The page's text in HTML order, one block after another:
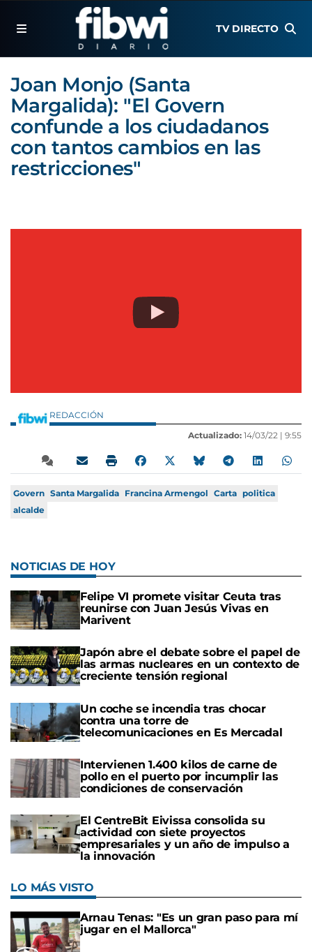
TV DIRECTO
Joan Monjo (Santa
Margalida): "El Govern
confunde a los ciudadanos
con tantos cambios en las
restricciones"
REDACCIÓN
Actualizado: 14/03/22 | 9:55
Govern Santa Margalida Francina Armengol Carta politica
alcalde
NOTICIAS DE HOY
Felipe VI promete visitar Ceuta tras
reunirse con Juan Jesús Vivas en
Marivent
Japón abre el debate sobre el papel de
las armas nucleares en un contexto de
creciente tensión regional
Un coche se incendia tras chocar
contra una torre de
telecomunicaciones en Es Mercadal
Intervienen 1.400 kilos de carne de
pollo en el puerto por incumplir las
condiciones de conservación
El CentreBit Eivissa consolida su
actividad con siete proyectos
empresariales y un año de impulso a
la innovación
LO MÁS VISTO
Arnau Tenas: "Es un gran paso para mí
jugar en el Mallorca"